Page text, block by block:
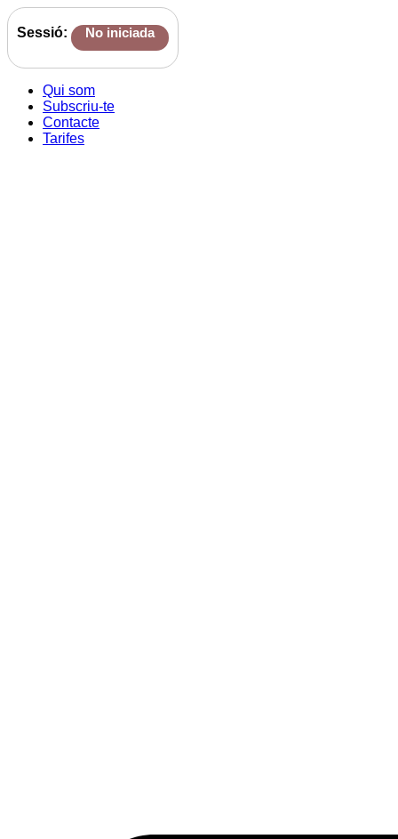
Sessió: No iniciada
Qui som
Subscriu-te
Contacte
Tarifes